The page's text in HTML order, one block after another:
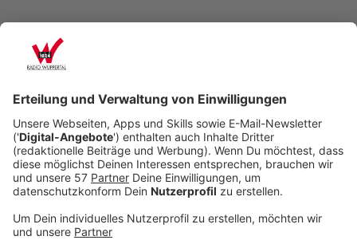
Linien 604/611: In Folge der Herabsetzung der
Geschwindigkeit auf Tempo 30 in
Kompensationsmaßnahmen für den ÖPNV
haben die Linien 604 und 611 Fahrtzeitprobleme
entwickelt. Dies erfordert eine
Fahrtzeitzugabe und löst bei der WSW mobil einen